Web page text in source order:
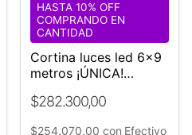
Cortina luces led 6x9
metros ¡ÚNICA!
$282.300,00
HASTA 10% OFF
COMPRANDO EN
CANTIDAD
$254.070,00 con Efectivo